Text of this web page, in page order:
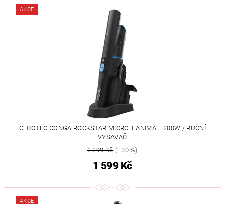
AKCE
CECOTEC CONGA ROCKSTAR MICRO + ANIMAL. 200W / RUČNÍ
VYSAVAČ
2 299 Kč(–30 %)
1 599 Kč
AKCE